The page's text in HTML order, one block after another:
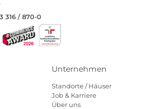
316 / 870-0
Unternehmen
Standorte / Häuser
Job & Karriere
Über uns